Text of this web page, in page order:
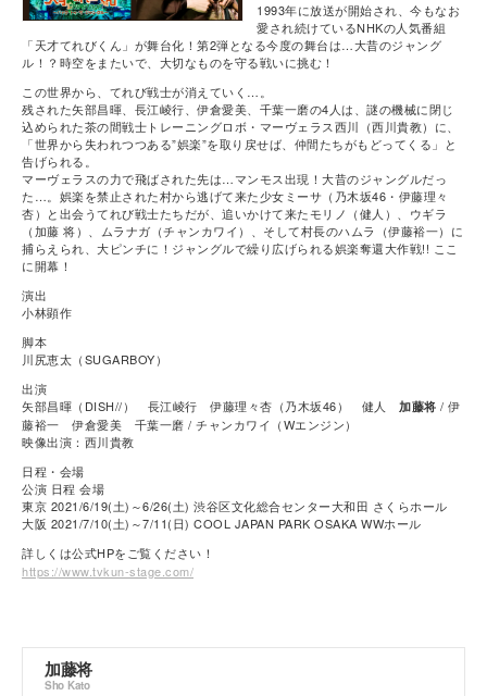
1993年に放送が開始され、今もなお
愛され続けているNHKの人気番組
「天才てれびくん」が舞台化！第2弾となる今度の舞台は…大昔のジャング
ル！？時空をまたいで、大切なものを守る戦いに挑む！
この世界から、てれび戦士が消えていく…。
残された矢部昌暉、長江崚行、伊倉愛美、千葉一磨の4人は、謎の機械に閉じ
込められた茶の間戦士トレーニングロボ・マーヴェラス西川（西川貴教）に、
「世界から失われつつある”娯楽”を取り戻せば、仲間たちがもどってくる」と
告げられる。
マーヴェラスの力で飛ばされた先は…マンモス出現！大昔のジャングルだっ
た…。娯楽を禁止された村から逃げて来た少女ミーサ（乃木坂46・伊藤理々
杏）と出会うてれび戦士たちだが、追いかけて来たモリノ（健人）、ウギラ
（加藤 将）、ムラナガ（チャンカワイ）、そして村長のハムラ（伊藤裕一）に
捕らえられ、大ピンチに！ジャングルで繰り広げられる娯楽奪還大作戦!! ここ
に開幕！
演出
小林顕作
脚本
川尻恵太（SUGARBOY）
出演
矢部昌暉（DISH//） 長江崚行 伊藤理々杏（乃木坂46） 健人 加藤将 / 伊
藤裕一 伊倉愛美 千葉一磨 / チャンカワイ（Wエンジン）
映像出演：西川貴教
日程・会場
公演 日程 会場
東京 2021/6/19(土)～6/26(土) 渋谷区文化総合センター大和田 さくらホール
大阪 2021/7/10(土)～7/11(日) COOL JAPAN PARK OSAKA WWホール
詳しくは公式HPをご覧ください！
https://www.tvkun-stage.com/
加藤将
Sho Kato